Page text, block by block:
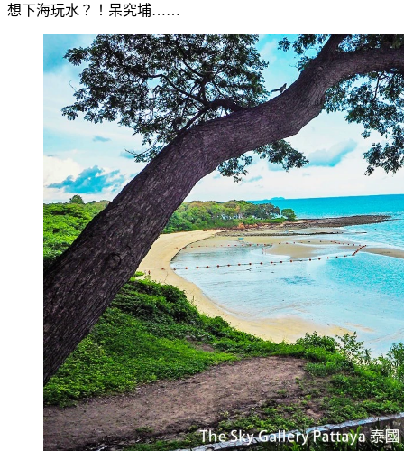
想下海玩水？！呆究埔……